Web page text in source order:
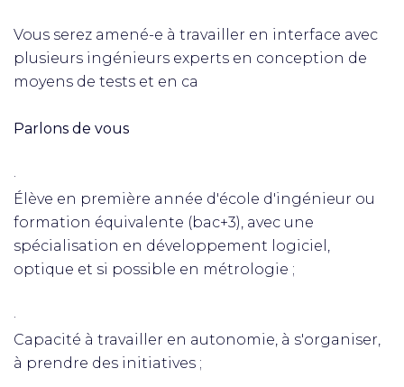
Vous serez amené-e à travailler en interface avec
plusieurs ingénieurs experts en conception de
moyens de tests et en ca
Parlons de vous
·
Élève en première année d'école d'ingénieur ou
formation équivalente (bac+3), avec une
spécialisation en développement logiciel,
optique et si possible en métrologie ;
·
Capacité à travailler en autonomie, à s'organiser,
à prendre des initiatives ;